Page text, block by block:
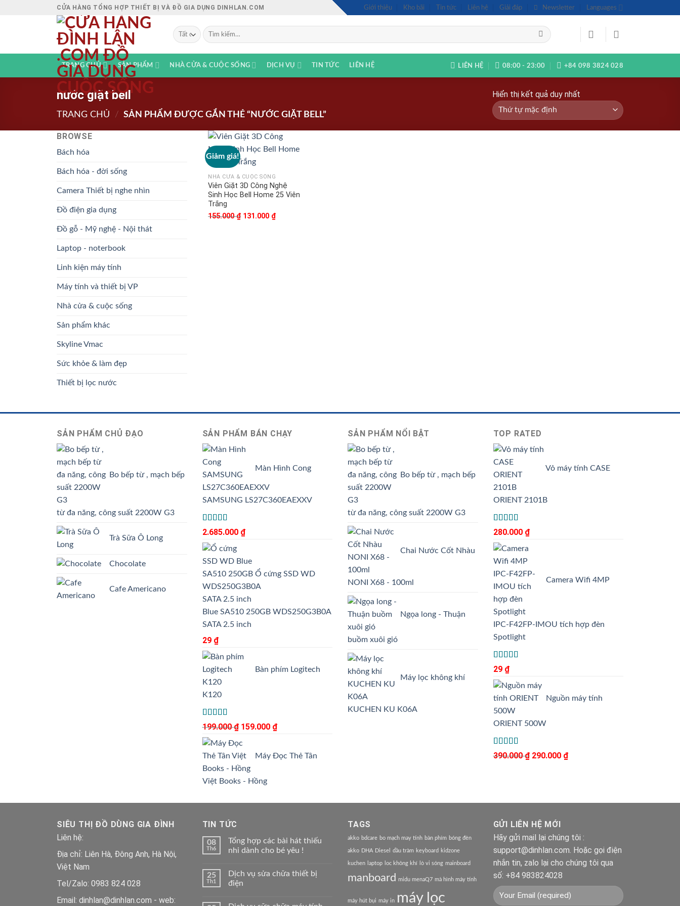
CỬA HÀNG TỔNG HỢP THIẾT BỊ VÀ ĐỒ GIA DỤNG DINHLAN.COM Giới thiệu Kho bãi Tin tức Liên hệ Giải đáp Newsletter Languages
Tìm
kiếm:
TRANG CHỦ SẢN PHẨM NHÀ CỬA & CUỘC SỐNG DỊCH VỤ TIN TỨC LIÊN HỆ LIÊN HỆ 08:00 - 23:00 +84 098 3824 028
nước giặt bell
TRANG CHỦ / SẢN PHẨM ĐƯỢC GẮN THẺ “NƯỚC GIẶT BELL”
Hiển thị kết quả duy nhất
BROWSE
Bách hóa
Bách hóa - đời sống
Camera Thiết bị nghe nhìn
Đồ điện gia dụng
Đồ gỗ - Mỹ nghệ - Nội thát
Laptop - noterbook
Linh kiện máy tính
Máy tính và thiết bị VP
Nhà cửa & cuộc sống
Sản phẩm khác
Skyline Vmac
Sức khỏe & làm đẹp
Thiết bị lọc nước
Giảm giá!
NHÀ CỬA & CUỘC SỐNG
Viên Giặt 3D Công Nghệ
Sinh Học Bell Home 25 Viên
Trắng
155.000₫ Giá
131.000 ₫Giá
SẢN PHẨM CHỦ ĐẠO
Bo bếp từ , mạch bếp
từ đa năng, công suất 2200W G3
Trà Sữa Ô Long
Chocolate
Cafe Americano
SẢN PHẨM BÁN CHẠY
Màn Hình Cong
SAMSUNG LS27C360EAEXXV
Được
xếp
hạng
3.50 5
sao
2.685.000 ₫
Ổ cứng SSD WD
Blue SA510 250GB WDS250G3B0A
SATA 2.5 inch
29 ₫
Bàn phím Logitech
K120
Được xếp
hạng
4.005
sao
199.000₫ Giá
là:
199.000 ₫.
159.000 ₫Giá
tại
Máy Đọc Thẻ Tân
Việt Books - Hồng
SẢN PHẨM NỔI BẬT
Bo bếp từ , mạch bếp
từ đa năng, công suất 2200W G3
Chai Nước Cốt Nhàu
NONI X68 - 100ml
Ngọa long - Thuận
buồm xuôi gió
Máy lọc không khí
KUCHEN KU K06A
TOP RATED
Vỏ máy tính CASE
ORIENT 2101B
Được xếp
hạng5.005
sao
280.000 ₫
Camera Wifi 4MP
IPC-F42FP-IMOU tích hợp đèn
Spotlight
Được xếp
hạng
sao
29 ₫
Nguồn máy tính
ORIENT 500W
Được xếp
hạng5.005
390.000₫ Giá
290.000 ₫Giá
290.000 ₫.
SIÊU THỊ ĐỒ DÙNG GIA ĐÌNH
Liên hệ:
Địa chỉ: Liên Hà, Đông Anh, Hà Nội,
Việt Nam
Tel/Zalo: 0983 824 028
Email: dinhlan@dinhlan.com - web:
TIN TỨC
08
Th6
Tổng hợp các bài hát thiếu
nhi dành cho bé yêu !
25
Th1
Dịch vụ sửa chữa thiết bị
điện
TAGS
akko bdcare bo mạch may tính bàn phím bóng đèn
akko DHA Diesel dầu tràm keyboard kidzone
kuchen laptop loc không khí lò vi sóng mainboard
manboard midu menaQ7 mà hình máy tính
máy hút bụi máy in máy lọc
GỬI LIÊN HỆ MỚI
Hãy gửi mail lại chúng tôi :
support@dinhlan.com. Hoặc gọi điện
nhắn tin, zalo lại cho chúng tôi qua
số: +84 983824028